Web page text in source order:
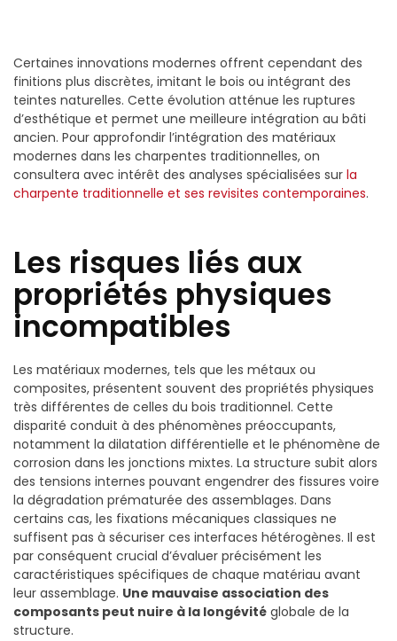
Certaines innovations modernes offrent cependant des
finitions plus discrètes, imitant le bois ou intégrant des
teintes naturelles. Cette évolution atténue les ruptures
d’esthétique et permet une meilleure intégration au bâti
ancien. Pour approfondir l’intégration des matériaux
modernes dans les charpentes traditionnelles, on
consultera avec intérêt des analyses spécialisées sur la
charpente traditionnelle et ses revisites contemporaines.
Les risques liés aux
propriétés physiques
incompatibles
Les matériaux modernes, tels que les métaux ou
composites, présentent souvent des propriétés physiques
très différentes de celles du bois traditionnel. Cette
disparité conduit à des phénomènes préoccupants,
notamment la dilatation différentielle et le phénomène de
corrosion dans les jonctions mixtes. La structure subit alors
des tensions internes pouvant engendrer des fissures voire
la dégradation prématurée des assemblages. Dans
certains cas, les fixations mécaniques classiques ne
suffisent pas à sécuriser ces interfaces hétérogènes. Il est
par conséquent crucial d’évaluer précisément les
caractéristiques spécifiques de chaque matériau avant
leur assemblage. Une mauvaise association des
composants peut nuire à la longévité globale de la
structure.